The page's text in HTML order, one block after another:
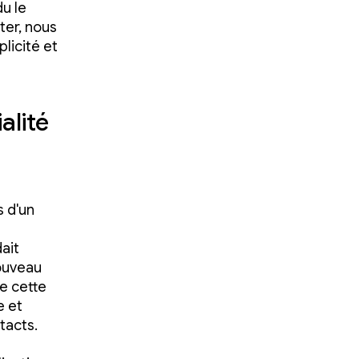
le
nous
et
d'un
cette
et